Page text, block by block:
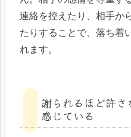
連絡を控えたり、相手か
たりすることで、落ち着
れます。
謝られるほど許
感じている